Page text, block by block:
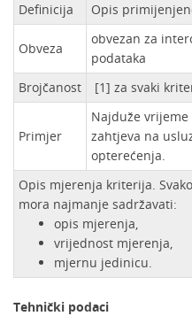
Definicija
Opis
Obveza
obvezan za
podataka
Brojčanost
[1] za svaki
Primjer
Najduže
zahtjeva na
opterećenja.
Opis mjerenja kriterija.
mora najmanje sadržavati:
opis mjerenja,
vrijednost mjerenja,
mjernu jedinicu.
Tehnički podaci